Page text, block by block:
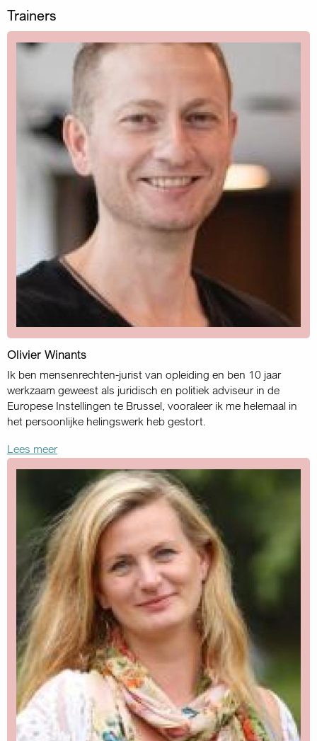
Trainers
Olivier Winants
Ik ben mensenrechten-jurist van opleiding en ben 10 jaar
werkzaam geweest als juridisch en politiek adviseur in de
Europese Instellingen te Brussel, vooraleer ik me helemaal in
het persoonlijke helingswerk heb gestort.
Lees meer